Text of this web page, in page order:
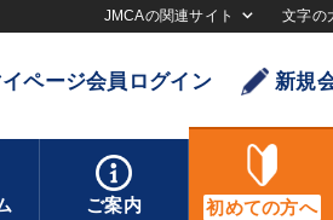
JMCAの関連サイト 文字の
ページ会員ログイン 新規
ご案内 初めての方へ